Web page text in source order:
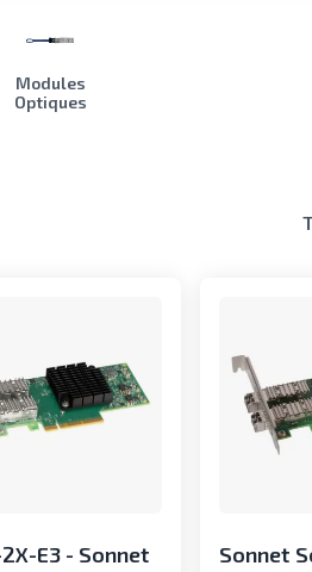
Modules
Optiques
2X-E3 - Sonnet
Sonnet